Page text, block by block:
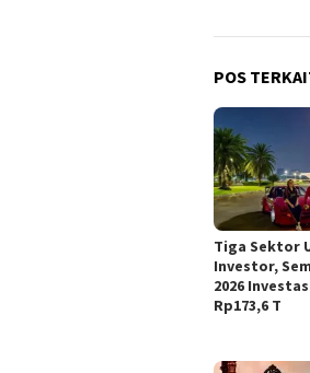
POS
Tiga Sektor
Investor,
2026
Rp173,6 T